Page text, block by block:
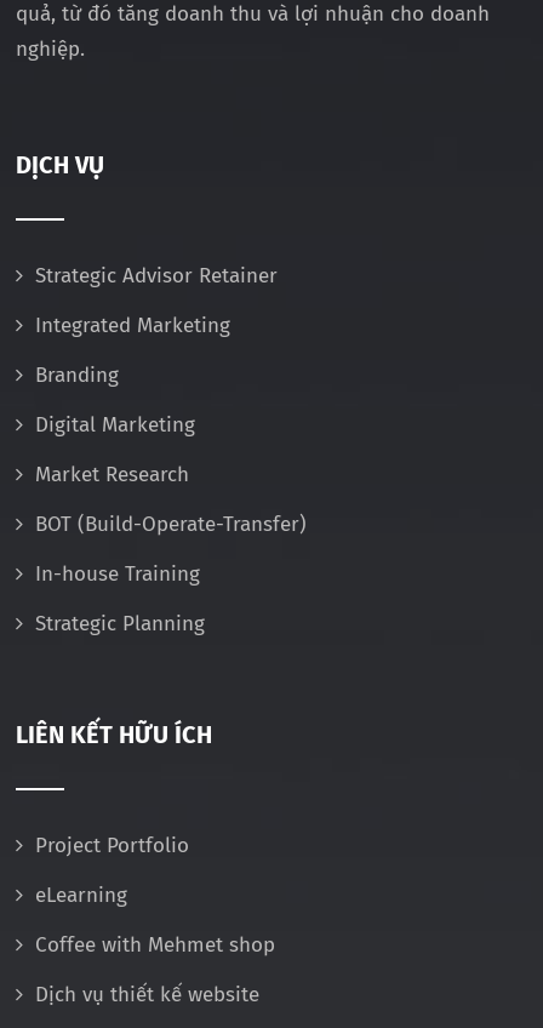
quả, từ đó tăng doanh thu và lợi nhuận cho doanh
nghiệp.
DỊCH VỤ
Strategic Advisor Retainer
Integrated Marketing
Branding
Digital Marketing
Market Research
BOT (Build-Operate-Transfer)
In-house Training
Strategic Planning
LIÊN KẾT HỮU ÍCH
Project Portfolio
eLearning
Coffee with Mehmet shop
Dịch vụ thiết kế website